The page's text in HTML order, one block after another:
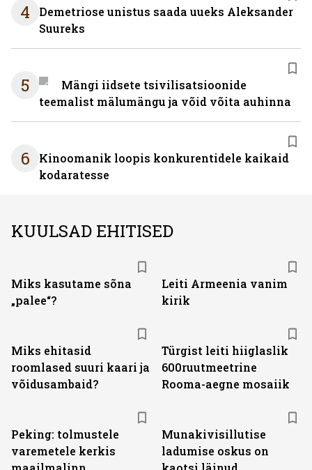
4
Demetriose unistus saada uueks Aleksander
Suureks
5
Mängi iidsete tsivilisatsioonide
teemalist mälumängu ja võid võita auhinna
6
Kinoomanik loopis konkurentidele kaikaid
kodaratesse
KUULSAD EHITISED
Miks kasutame sõna
„palee“?
Leiti Armeenia vanim
kirik
Miks ehitasid
roomlased suuri kaari ja
võidusambaid?
Türgist leiti hiiglaslik
600ruutmeetrine
Rooma-aegne mosaiik
Peking: tolmustele
varemetele kerkis
Munakivisillutise
ladumise oskus on